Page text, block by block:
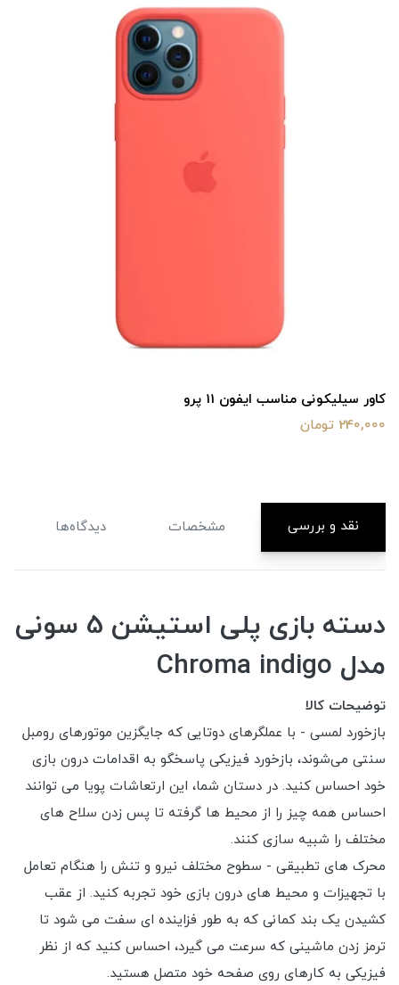
کاور سیلیکونی مناسب ایفون 11 پرو
240,000 تومان
نقد و بررسی مشخصات دیدگاه‌ها
دسته بازی پلی استیشن 5 سونی
مدل Chroma indigo
توضیحات کالا
بازخورد لمسی - با عملگرهای دوتایی که جایگزین موتورهای رومبل
سنتی می‌شوند، بازخورد فیزیکی پاسخگو به اقدامات درون بازی
خود احساس کنید. در دستان شما، این ارتعاشات پویا می توانند
احساس همه چیز را از محیط ها گرفته تا پس زدن سلاح های
مختلف را شبیه سازی کنند.
محرک های تطبیقی - سطوح مختلف نیرو و تنش را هنگام تعامل
با تجهیزات و محیط های درون بازی خود تجربه کنید. از عقب
کشیدن یک بند کمانی که به طور فزاینده ای سفت می شود تا
ترمز زدن ماشینی که سرعت می گیرد، احساس کنید که از نظر
فیزیکی به کارهای روی صفحه خود متصل هستید.